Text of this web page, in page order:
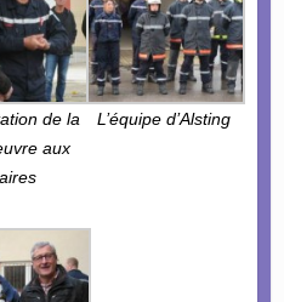
de la
aux
L’équipe d’Alsting